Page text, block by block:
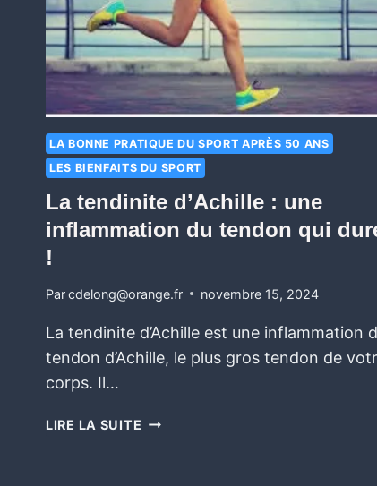
LA BONNE PRATIQUE DU SPORT APRÈS 50 ANS
LES BIENFAITS DU SPORT
La tendinite d’Achille : une
inflammation du tendon qui
!
Parcdelong@orange.fr novembre 15, 2024
La tendinite d’Achille est une inflammation
tendon d’Achille, le plus gros tendon de
corps. Il…
LIRE LA SUITE